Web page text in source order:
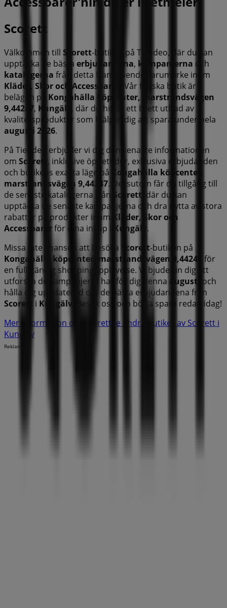
Scorett
Välkommen till Scorett-butiken på Tiendeo, där du kan
upptäcka de bästa erbjudandena, kampanjerna och
katalogerna från detta framstående varumärke inom
Kläder, Skor och Accessoarer
. Vår fysiska butik är
belägen på Kongahälla köpcenter, marstrandsvägen
9,44247, Kungälv , där du hittar ett brett utbud av
kvalitetsprodukter som hjälper dig att spara under hela
augusti 2026.
På Tiendeo erbjuder vi dig den senaste informationen
om Scorett , inklusive öppettider, exklusiva erbjudanden
och butikens exakta läge på
Kongahälla köpcenter,
marstrandsvägen 9,44247. Dessutom får du tillgång till
de senaste katalogerna från Scorett , där du kan
upptäcka de senaste kampanjerna och dra nytta av stora
rabatter på produkter inom Kläder, Skor och
Accessoarerför dina inköp i Kungälv .
Missa inte chansen att besöka
Scorett-butiken på
Kongahälla köpcenter, marstrandsvägen 9,44247
för
en fullständig shoppingupplevelse. Vi bjuder in dig att
utforska de kampanjer vi har för dig denna
augusti och
hålla dig uppdaterad om de bästa erbjudandena från
Scorett
i Kungälv . Besök oss och börja spara redan idag!
Mer information om Scorett Se andra butiker av Scorett i
Kungälv
Reklam